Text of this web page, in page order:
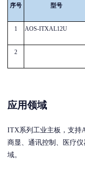
序号 型号
1 AOS-ITXAL12U
2
应用领域
ITX系列工业主板，支持
商显、通讯控制、医疗
域。